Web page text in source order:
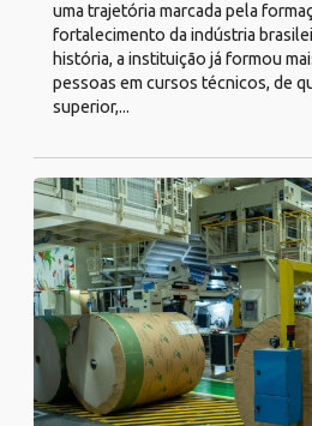
uma trajetória marcada pela
fortalecimento da indústria
história, a instituição já formou
pessoas em cursos técnicos, de
superior,...